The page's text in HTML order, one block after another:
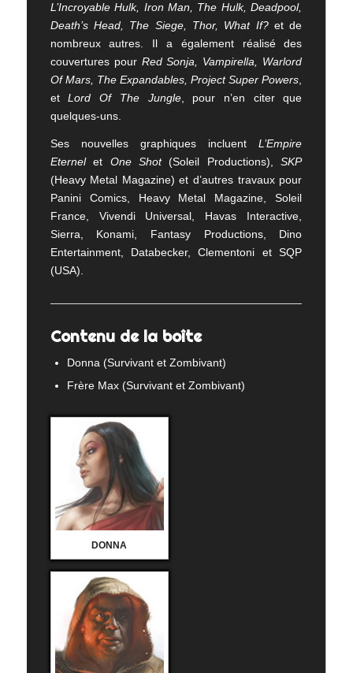
L’Incroyable Hulk, Iron Man, The Hulk, Deadpool,
Death’s Head, The Siege, Thor, What If?et de
nombreux autres. Il a également réalisé des
couvertures pour Red Sonja, Vampirella, Warlord
Of Mars, The Expandables, Project Super Powers
etLord Of The Jungle, pour n’en citer que
quelques-uns.
Ses nouvelles graphiques incluentL’Empire
Eternelet One Shot(Soleil Productions),SKP
(Heavy Metal Magazine) et d’autres travaux pour
Panini Comics, Heavy Metal Magazine, Soleil
France, Vivendi Universal, Havas Interactive,
Sierra, Konami, Fantasy Productions, Dino
Entertainment, Databecker, Clementoni et SQP
(USA).
Contenu de la boîte
Donna (Survivant et Zombivant)
Frère Max (Survivant et Zombivant)
DONNA